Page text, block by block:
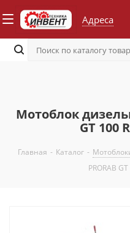
Адреса
Мотоблок
GT 100
Главная - Каталог -
PRORAB